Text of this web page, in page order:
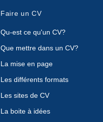
Faire un CV
Qu-est ce qu'un CV?
Que mettre dans un CV?
La mise en page
Les différents formats
Les sites de CV
La boite à idées